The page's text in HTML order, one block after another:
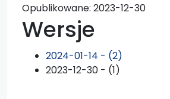
Opublikowane: 2023-12-30
Wersje
2024-01-14 - (2)
2023-12-30 - (1)